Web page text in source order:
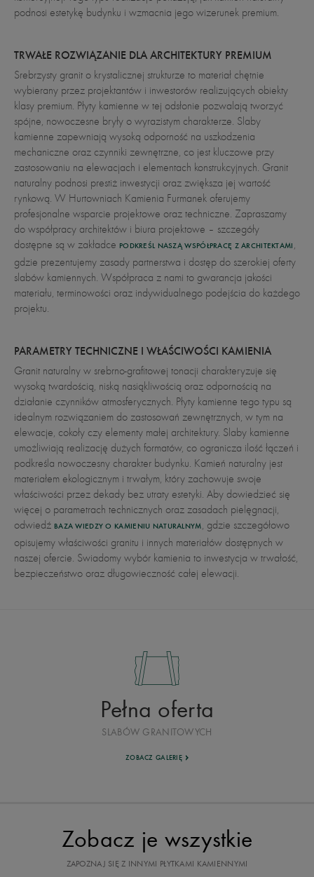
podnosi estetykę budynku i wzmacnia jego wizerunek premium.
TRWAŁE ROZWIĄZANIE DLA ARCHITEKTURY PREMIUM
Srebrzysty granit o krystalicznej strukturze to materiał chętnie
wybierany przez projektantów i inwestorów realizujących obiekty
klasy premium. Płyty kamienne w tej odsłonie pozwalają tworzyć
spójne, nowoczesne bryły o wyrazistym charakterze. Slaby
kamienne zapewniają wysoką odporność na uszkodzenia
mechaniczne oraz czynniki zewnętrzne, co jest kluczowe przy
zastosowaniu na elewacjach i elementach konstrukcyjnych. Granit
naturalny podnosi prestiż inwestycji oraz zwiększa jej wartość
rynkową. W Hurtowniach Kamienia Furmanek oferujemy
profesjonalne wsparcie projektowe oraz techniczne. Zapraszamy
do współpracy architektów i biura projektowe – szczegóły
dostępne są w zakładce PODKREŚL NASZĄ WSPÓŁPRACĘ Z ARCHITEKTAMI ,
gdzie prezentujemy zasady partnerstwa i dostęp do szerokiej oferty
slabów kamiennych. Współpraca z nami to gwarancja jakości
materiału, terminowości oraz indywidualnego podejścia do każdego
projektu.
PARAMETRY TECHNICZNE I WŁAŚCIWOŚCI KAMIENIA
Granit naturalny w srebrno-grafitowej tonacji charakteryzuje się
wysoką twardością, niską nasiąkliwością oraz odpornością na
działanie czynników atmosferycznych. Płyty kamienne tego typu są
idealnym rozwiązaniem do zastosowań zewnętrznych, w tym na
elewacje, cokoły czy elementy małej architektury. Slaby kamienne
umożliwiają realizację dużych formatów, co ogranicza ilość łączeń i
podkreśla nowoczesny charakter budynku. Kamień naturalny jest
materiałem ekologicznym i trwałym, który zachowuje swoje
właściwości przez dekady bez utraty estetyki. Aby dowiedzieć się
więcej o parametrach technicznych oraz zasadach pielęgnacji,
odwiedź BAZA WIEDZY O KAMIENIU NATURALNYM, gdzie szczegółowo
opisujemy właściwości granitu i innych materiałów dostępnych w
naszej ofercie. Świadomy wybór kamienia to inwestycja w trwałość,
bezpieczeństwo oraz długowieczność całej elewacji.
Pełna oferta
SLABÓW GRANITOWYCH
ZOBACZ GALERIĘ
Zobacz je wszystkie
ZAPOZNAJ SIĘ Z INNYMI PŁYTKAMI KAMIENNYMI